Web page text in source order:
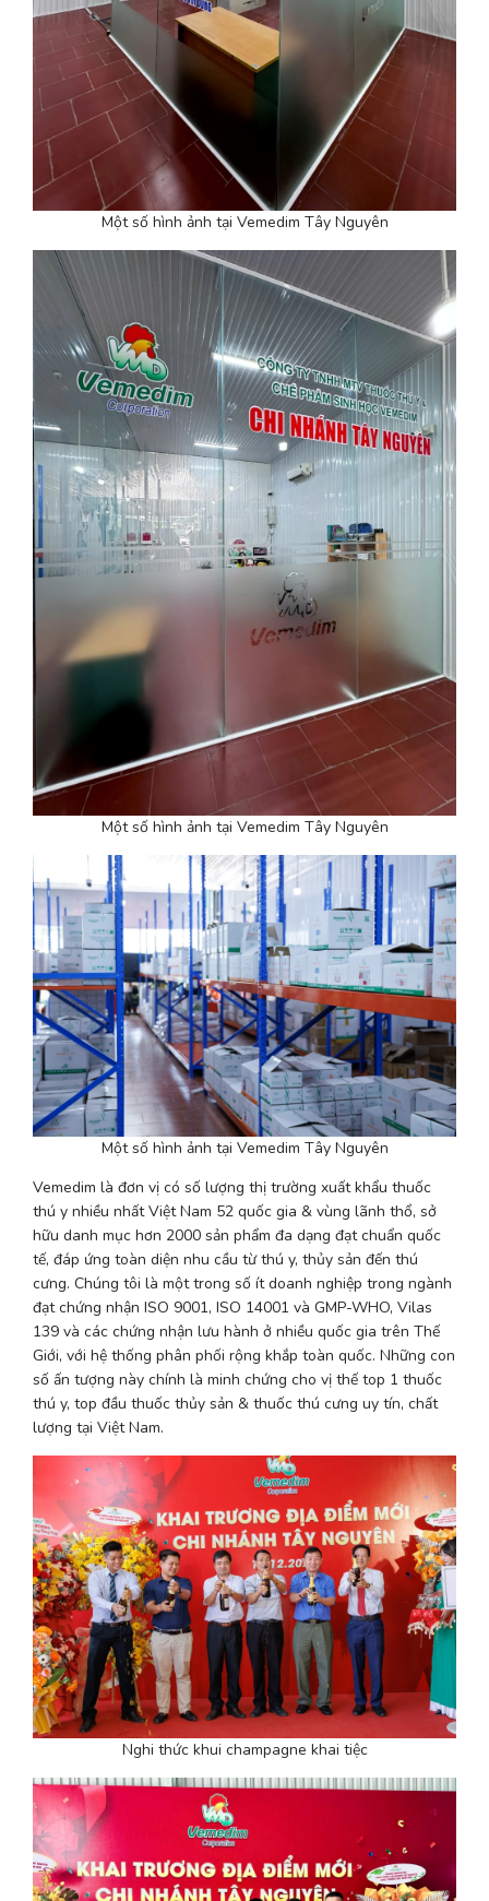
Một số hình ảnh tại Vemedim Tây Nguyên
Một số hình ảnh tại Vemedim Tây Nguyên
Một số hình ảnh tại Vemedim Tây Nguyên
Vemedim là đơn vị có số lượng thị trường xuất khẩu thuốc
thú y nhiều nhất Việt Nam 52 quốc gia & vùng lãnh thổ, sở
hữu danh mục hơn 2000 sản phẩm đa dạng đạt chuẩn quốc
tế, đáp ứng toàn diện nhu cầu từ thú y, thủy sản đến thú
cưng. Chúng tôi là một trong số ít doanh nghiệp trong ngành
đạt chứng nhận ISO 9001, ISO 14001 và GMP-WHO, Vilas
139 và các chứng nhận lưu hành ở nhiều quốc gia trên Thế
Giới, với hệ thống phân phối rộng khắp toàn quốc. Những con
số ấn tượng này chính là minh chứng cho vị thế top 1 thuốc
thú y, top đầu thuốc thủy sản & thuốc thú cưng uy tín, chất
lượng tại Việt Nam.
Nghi thức khui champagne khai tiệc